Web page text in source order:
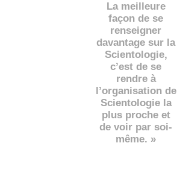
La meilleure
façon de se
renseigner
davantage sur la
Scientologie,
c’est de se
rendre à
l’organisation de
Scientologie la
plus proche et
de voir par soi-
même. »